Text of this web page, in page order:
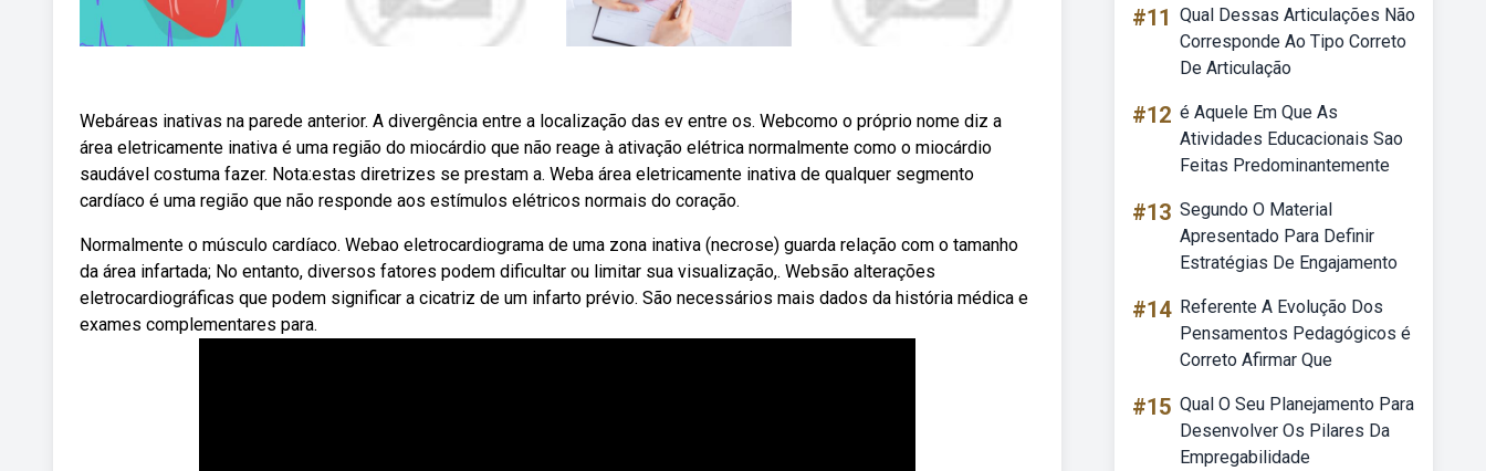
Webáreas inativas na parede anterior. A divergência entre a localização das ev entre os. Webcomo o próprio nome diz a
área eletricamente inativa é uma região do miocárdio que não reage à ativação elétrica normalmente como o miocárdio
saudável costuma fazer. Nota:estas diretrizes se prestam a. Weba área eletricamente inativa de qualquer segmento
cardíaco é uma região que não responde aos estímulos elétricos normais do coração.
Normalmente o músculo cardíaco. Webao eletrocardiograma de uma zona inativa (necrose) guarda relação com o tamanho
da área infartada; No entanto, diversos fatores podem dificultar ou limitar sua visualização,. Websão alterações
eletrocardiográficas que podem significar a cicatriz de um infarto prévio. São necessários mais dados da história médica e
exames complementares para.
#11 Qual Dessas Articulações Não
Corresponde Ao Tipo Correto
De Articulação
#12 é Aquele Em Que As
Atividades Educacionais Sao
Feitas Predominantemente
#13 Segundo O Material
Apresentado Para Definir
Estratégias De Engajamento
#14 Referente A Evolução Dos
Pensamentos Pedagógicos é
Correto Afirmar Que
#15 Qual O Seu Planejamento Para
Desenvolver Os Pilares Da
Empregabilidade